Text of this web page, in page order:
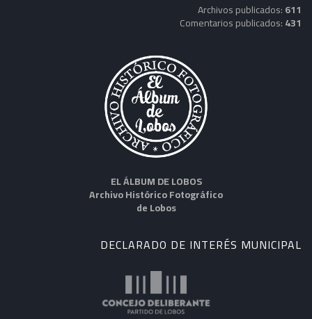
Archivos publicados:611
Comentarios publicados:431
EL ÁLBUM DE LOBOS
Archivo Histórico Fotográfico
de Lobos
DECLARADO DE INTERÉS MUNICIPAL